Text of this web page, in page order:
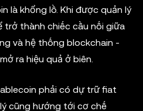
là khổng lồ. Khi được quản lý
thành chiếc cầu nối giữa
và hệ thống blockchain -
ra hiệu quả ở biên.
phải có dự trữ fiat
cũng hướng tới cơ chế